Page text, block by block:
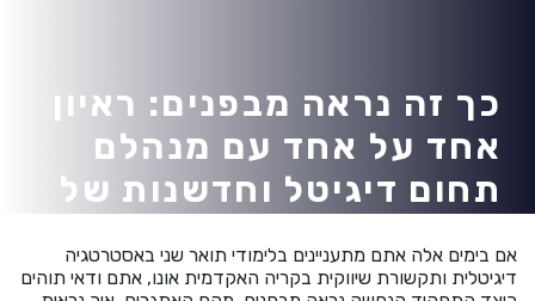
סגל
נרשמים
רישום
מלגות
International
כך זה נראה מבפנים: ראיון
אחד על אחד עם מנהלם
תחום דיגיטל וחדשנות של
אם בימים אלה אתם מתעניינים בלימודי תואר שני באסטרטגיה
דיגיטלית ותקשורת שיווקית בקריה האקדמית אונו, אתם ודאי תוהים